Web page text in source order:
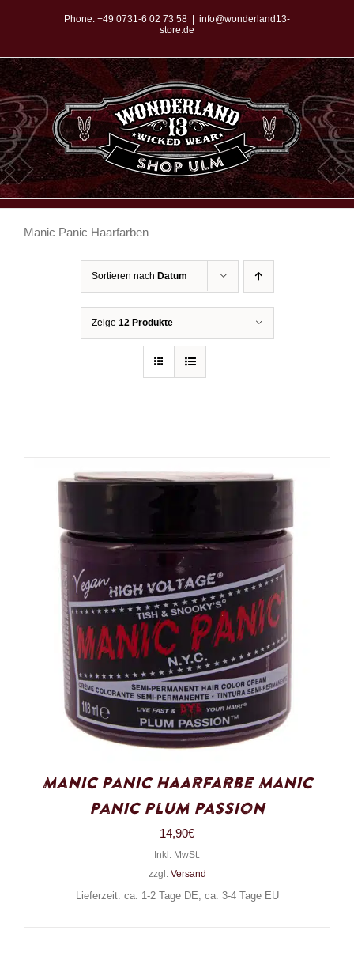
springen
Phone: +49 0731-6 02 73 58
info@wonderland13-
store.de
Manic Panic Haarfarben
Sortieren nach Datum
Zeige 12 Produkte
Manic Panic Haarfarbe Manic
Panic Plum Passion
14,90€
Inkl. MwSt.
zzgl. Versand
Lieferzeit: ca. 1-2 Tage DE, ca. 3-4 Tage EU